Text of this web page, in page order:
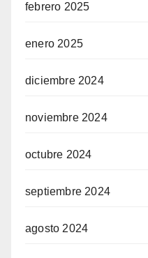
febrero 2025
enero 2025
diciembre 2024
noviembre 2024
octubre 2024
septiembre 2024
agosto 2024